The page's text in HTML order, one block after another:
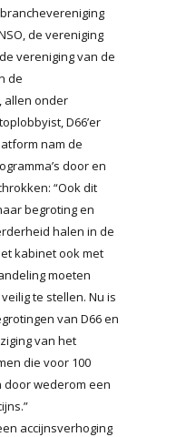
de vereniging
vereniging van de
de
allen onder
D66’er
nam de
door en
“Ook dit
begroting en
halen in de
kabinet ook met
moeten
te stellen. Nu is
van D66 en
van het
die voor 100
wederom een
accijnsverhoging